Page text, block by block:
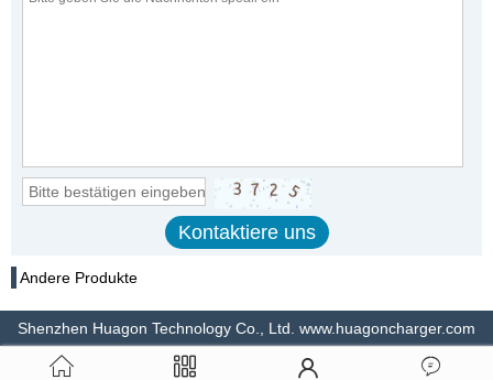
Andere Produkte
Shenzhen Huagon Technology Co., Ltd. www.huagoncharger.com